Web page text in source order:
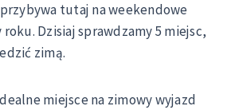
tutaj na weekendowe
roku. Dzisiaj sprawdzamy 5 miejsc,
zimą.
miejsce na zimowy wyjazd